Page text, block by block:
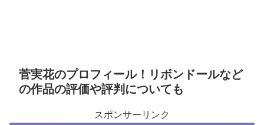
菅実花のプロフィール！リボンドールなど
の作品の評価や評判についても
スポンサーリンク